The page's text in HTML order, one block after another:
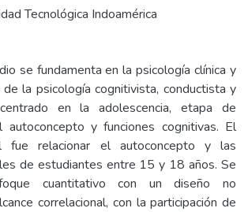
Tecnológica Indoamérica
se fundamenta en la psicología clínica y
la psicología cognitivista, conductista y
en la adolescencia, etapa de
autoconcepto y funciones cognitivas. El
fue relacionar el autoconcepto y las
de estudiantes entre 15 y 18 años. Se
cuantitativo con un diseño no
correlacional, con la participación de